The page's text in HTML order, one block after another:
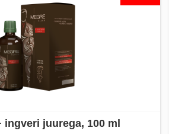
ingveri juurega, 100 ml